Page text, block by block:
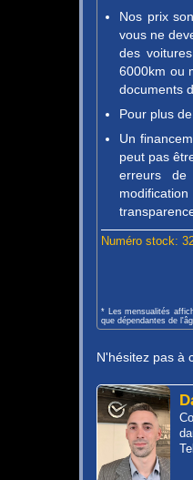
Nos prix
vous ne
des
6000km ou
documents
Pour plus
Un
peut pas
erreurs de
Numéro stock:
* Les mensualités
que dépendantes de
N'hésitez pas à